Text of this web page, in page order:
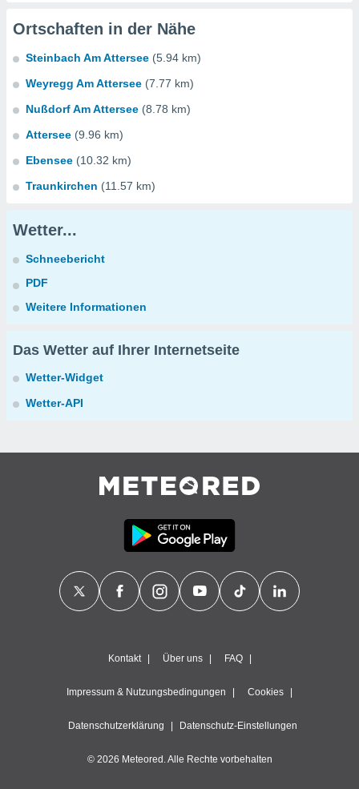
Ortschaften in der Nähe
Steinbach Am Attersee (5.94 km)
Weyregg Am Attersee (7.77 km)
Nußdorf Am Attersee (8.78 km)
Attersee (9.96 km)
Ebensee (10.32 km)
Traunkirchen (11.57 km)
Wetter...
Schneebericht
PDF
Weitere Informationen
Das Wetter auf Ihrer Internetseite
Wetter-Widget
Wetter-API
Kontakt Über uns FAQ
Impressum & Nutzungsbedingungen Cookies
Datenschutzerklärung Datenschutz-Einstellungen
© 2026 Meteored. Alle Rechte vorbehalten